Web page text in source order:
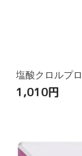
塩酸クロルプ
1,010円